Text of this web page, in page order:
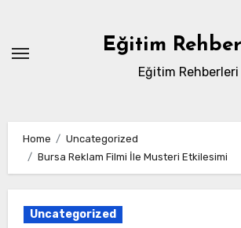
content
Eğitim
Eğitim Rehberleri
Home
Uncategorized
Bursa Reklam Filmi İle Musteri Etkilesimi
Uncategorized